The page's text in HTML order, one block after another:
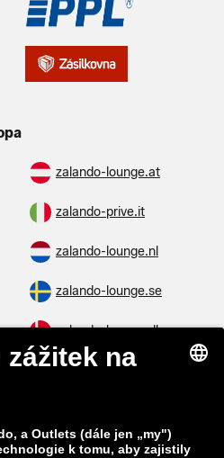
zalando-lounge.at
zalando-prive.it
zalando-lounge.nl
zalando-lounge.se
zalando-lounge.dk
zalando-lounge.pl
zalando-lounge.sk